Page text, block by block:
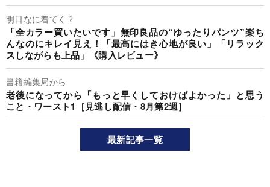
明日なに着てく？
「全カラー買いたいです」無印良品の“ゆったりパンツ”楽ち
んなのにキレイ見え！「最高にはき心地が良い」「リラック
スしながらも上品」《購入レビュー》
書籍編集局から
老後になってから「もっと早くしておけばよかった」と思う
こと・ワースト1［見逃し配信・8月第2週］
最新記事一覧